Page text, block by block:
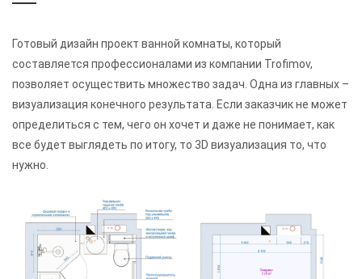
Готовый дизайн проект ванной комнаты, который
составляется профессионалами из компании Trofimov,
позволяет осуществить множество задач. Одна из главных –
визуализация конечного результата. Если заказчик не может
определиться с тем, чего он хочет и даже не понимает, как
все будет выглядеть по итогу, то 3D визуализация то, что
нужно.